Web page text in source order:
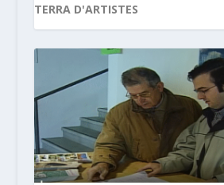
TERRA D'ARTISTES